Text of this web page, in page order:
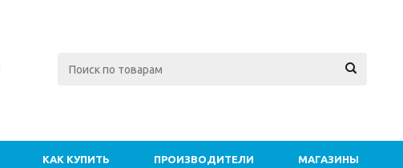
КАК КУПИТЬ ПРОИЗВОДИТЕЛИ МАГАЗИНЫ